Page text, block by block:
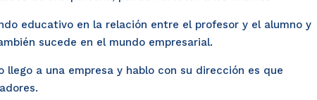
educativo en la relación entre el profesor y el alumno y
sucede en el mundo empresarial.
a una empresa y hablo con su dirección es que